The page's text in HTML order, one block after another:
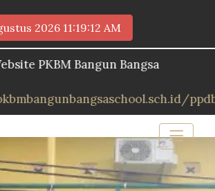
2026 11:19:13 AM
Bangun Bangsa
ppdb